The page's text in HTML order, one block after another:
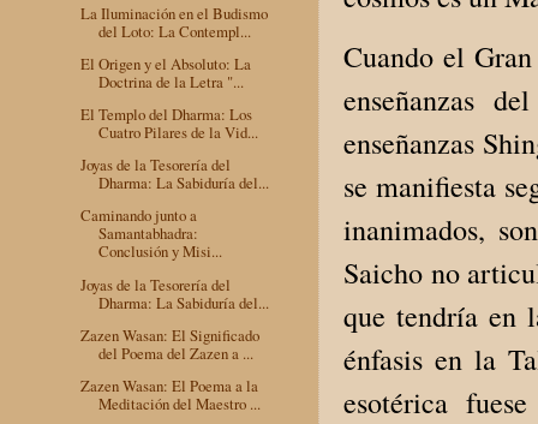
Cuando el
enseñanzas
enseñanzas
se manifiesta
inanimados,
Saicho no
que tendría en
énfasis en la
esotérica
La Iluminación en el Budismo
del Loto: La Contempl...
El Origen y el Absoluto: La
Doctrina de la Letra "...
El Templo del Dharma: Los
Cuatro Pilares de la Vid...
Joyas de la Tesorería del
Dharma: La Sabiduría del...
Caminando junto a
Samantabhadra:
Conclusión y Misi...
Joyas de la Tesorería del
Dharma: La Sabiduría del...
Zazen Wasan: El Significado
del Poema del Zazen a ...
Zazen Wasan: El Poema a la
Meditación del Maestro ...